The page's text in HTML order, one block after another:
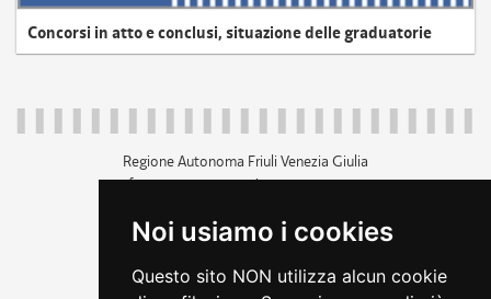
Noi usiamo i cookies
Questo sito NON utilizza alcun cookie
Concorsi in atto e conclusi, situazione delle graduatorie
Regione Autonoma Friuli Venezia Giulia
c.f. 80014930327; p.iva 00526040324
+39 040 3771111